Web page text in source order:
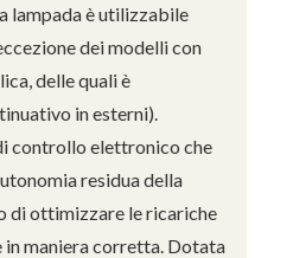
lampada è utilizzabile
dei modelli con
delle quali è
in esterni).
controllo elettronico che
residua della
di ottimizzare le ricariche
maniera corretta. Dotata